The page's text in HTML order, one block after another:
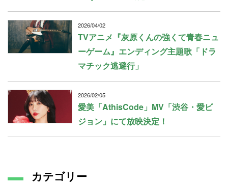
2026/04/02
TVアニメ『灰原くんの強くて青春ニュ
ーゲーム』エンディング主題歌「ドラ
マチック逃避行」
2026/02/05
愛美「AthisCode」MV「渋谷・愛ビ
ジョン」にて放映決定！
カテゴリー